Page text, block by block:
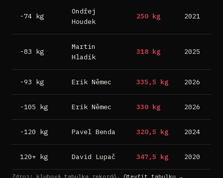
-74 kg
Ondřej
Houdek
250 kg 2021
-83 kg
Martin
Hladík
318 kg 2025
-93 kg Erik Němec 335,5 kg 2026
-105 kg Erik Němec 330 kg 2026
-120 kg Pavel Benda 320,5 kg 2024
120+ kg David Lupač 347,5 kg 2020
Zdroj: klubová tabulka rekordů. Otevřít tabulku →